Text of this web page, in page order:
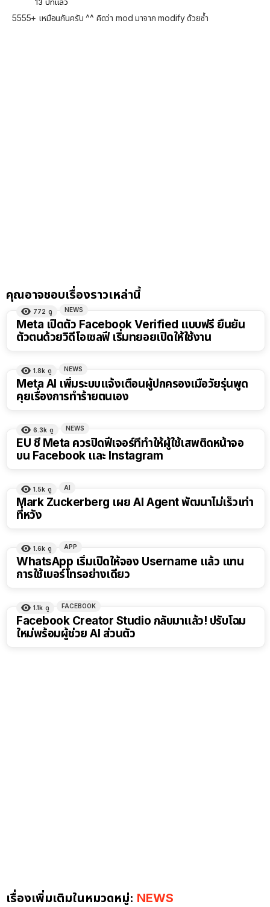
5555+ เหมือนกันครับ ^^ คิดว่า mod มาจาก modify ด้วยซ้ำ
คุณอาจชอบเรื่องราวเหล่านี้
772 ดู NEWS
Meta เปิดตัว Facebook Verified แบบฟรี ยืนยัน
ตัวตนด้วยวิดีโอเซลฟี เริ่มทยอยเปิดให้ใช้งาน
1.8k ดู NEWS
Meta AI เพิ่มระบบแจ้งเตือนผู้ปกครองเมื่อวัยรุ่นพูด
คุยเรื่องการทำร้ายตนเอง
6.3k ดู NEWS
EU ชี้ Meta ควรปิดฟีเจอร์ที่ทำให้ผู้ใช้เสพติดหน้าจอ
บน Facebook และ Instagram
1.5k ดู AI
Mark Zuckerberg เผย AI Agent พัฒนาไม่เร็วเท่า
ที่หวัง
1.6k ดู APP
WhatsApp เริ่มเปิดให้จอง Username แล้ว แทน
การใช้เบอร์โทรอย่างเดียว
1.1k ดู FACEBOOK
Facebook Creator Studio กลับมาแล้ว! ปรับโฉม
ใหม่พร้อมผู้ช่วย AI ส่วนตัว
เรื่องเพิ่มเติมในหมวดหมู่: NEWS